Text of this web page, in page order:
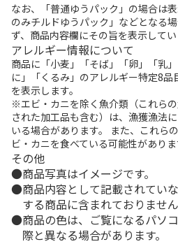
なお、「普通ゆうパック」の場合は
のみチルドゆうパック」などとなる
ず、商品内容欄にその旨を表示してい
アレルギー情報について
商品に「小麦」「そば」「卵」「乳
に」「くるみ」のアレルギー特定8
を表示します。
※エビ・カニを除く魚介類（これら
された加工品も含む）は、漁獲漁法
いる場合があります。 また、これら
ビ・カニを食べている可能性がありま
その他
商品写真はイメージです。
商品内容として記載されてい
する商品に含まれておりません
商品の色は、ご覧になるパソ
際と異なる場合があります。